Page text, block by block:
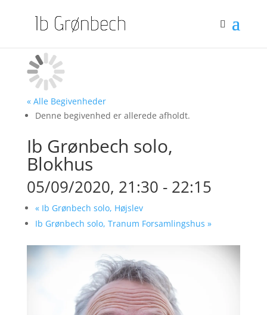
« Alle Begivenheder
Denne begivenhed er allerede afholdt.
Ib Grønbech solo,
Blokhus
05/09/2020, 21:30 - 22:15
«Ib Grønbech solo, Højslev
Ib Grønbech solo, Tranum Forsamlingshus »